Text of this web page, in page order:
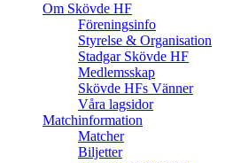
Om Skövde HF
Föreningsinfo
Styrelse & Organisation
Stadgar Skövde HF
Medlemsskap
Skövde HFs Vänner
Våra lagsidor
Matchinformation
Matcher
Biljetter